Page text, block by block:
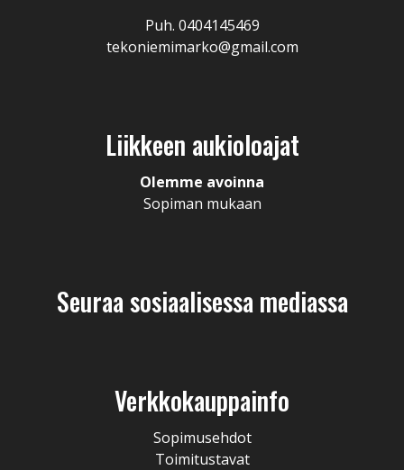
Puh. 0404145469
tekoniemimarko@gmail.com
Liikkeen aukioloajat
Olemme avoinna
Sopiman mukaan
Seuraa sosiaalisessa mediassa
Verkkokauppainfo
Sopimusehdot
Toimitustavat